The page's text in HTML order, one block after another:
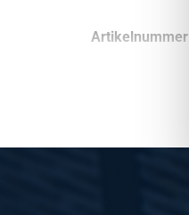
Artikelnummer